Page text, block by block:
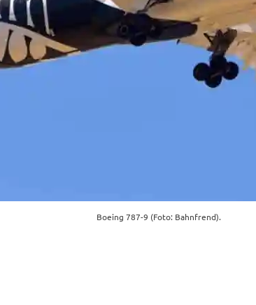
Boeing 787-9 (Foto: Bahnfrend).